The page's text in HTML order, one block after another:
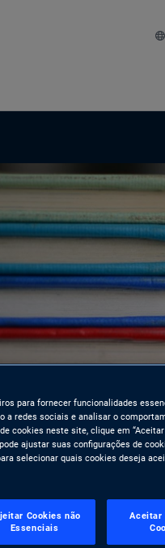
para fornecer funcionalidades
a redes sociais e analisar o
cookies neste site, clique em
ajustar suas configurações de
selecionar quais cookies deseja
Cookies não
Essenciais
Aceitar